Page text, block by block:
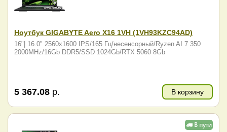
Ноутбук GIGABYTE Aero X16 1VH (1VH93KZC94AD)
16"| 16.0" 2560x1600 IPS/165 Гц/несенсорный/Ryzen AI 7 350
2000MHz/16Gb DDR5/SSD 1024Gb/RTX 5060 8Gb
5 367.08 р. В корзину